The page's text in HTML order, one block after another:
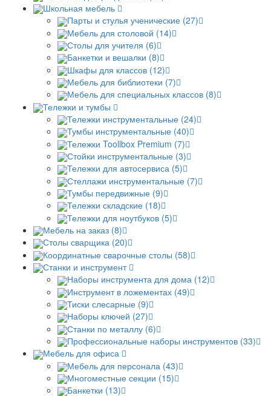
Школьная мебель
Парты и стулья ученические (27)
Мебель для столовой (14)
Столы для учителя (6)
Банкетки и вешалки (8)
Шкафы для классов (12)
Мебель для библиотеки (7)
Мебель для специальных классов (8)
Тележки и тумбы
Тележки инструментальные (24)
Тумбы инструментальные (40)
Тележки Toollbox Premium (7)
Стойки инструментальные (3)
Тележки для автосервиса (5)
Стеллажи инструментальные (7)
Тумбы передвижные (9)
Тележки складские (18)
Тележки для ноутбуков (5)
Мебель на заказ (8)
Столы сварщика (20)
Координатные сварочные столы (58)
Станки и инструмент
Наборы инструмента для дома (12)
Инструмент в ложементах (49)
Тиски слесарные (9)
Наборы ключей (27)
Станки по металлу (6)
Профессиональные наборы инструментов (33)
Мебель для офиса
Мебель для персонала (43)
Многоместные секции (15)
Банкетки (13)